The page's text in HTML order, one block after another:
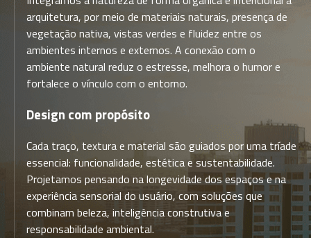
arquitetura, por meio de materiais naturais, presença de
vegetação nativa, vistas verdes e fluidez entre os
ambientes internos e externos. A conexão com o
ambiente natural reduz o estresse, melhora o humor e
fortalece o vínculo com o entorno.
Design com propósito
Cada traço, textura e material são guiados por uma tríade
essencial: funcionalidade, estética e sustentabilidade.
Projetamos pensando na longevidade dos espaços e na
experiência sensorial do usuário, com soluções que
combinam beleza, inteligência construtiva e
responsabilidade ambiental.